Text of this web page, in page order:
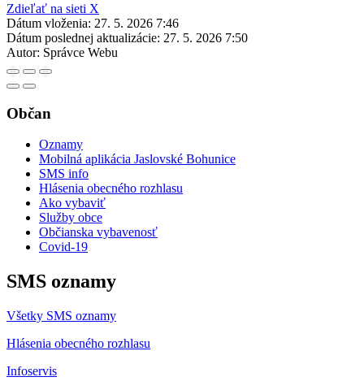
Zdieľať na sieti X
Dátum vloženia: 27. 5. 2026 7:46
Dátum poslednej aktualizácie: 27. 5. 2026 7:50
Autor: Správce Webu
Občan
Oznamy
Mobilná aplikácia Jaslovské Bohunice
SMS info
Hlásenia obecného rozhlasu
Ako vybaviť
Služby obce
Občianska vybavenosť
Covid-19
SMS oznamy
Všetky SMS oznamy
Hlásenia obecného rozhlasu
Infoservis